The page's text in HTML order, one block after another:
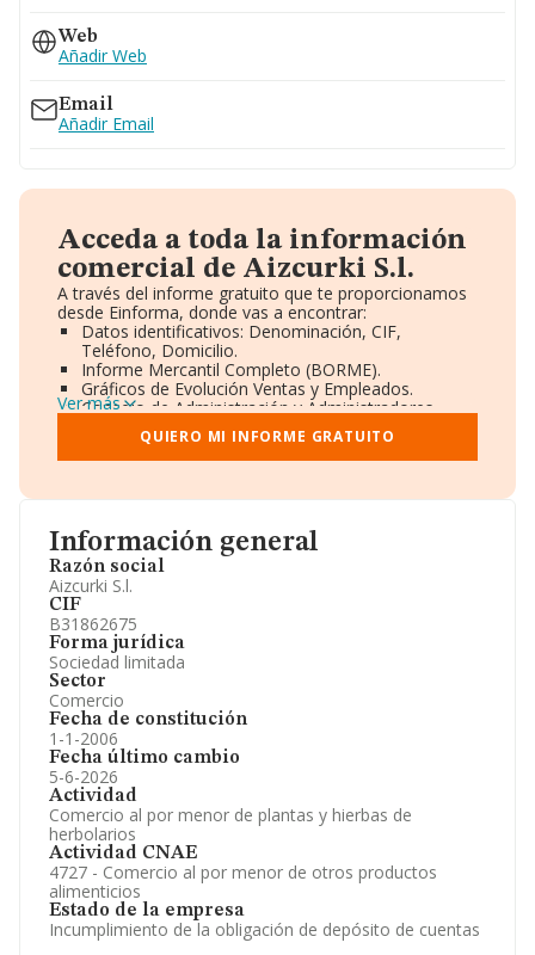
Información general
Razón social
Aizcurki S.l.
CIF
B31862675
Forma jurídica
Sociedad limitada
Sector
Comercio
Fecha de constitución
1-1-2006
Fecha último cambio
5-6-2026
Actividad
Comercio al por menor de plantas y hierbas de
herbolarios
Actividad CNAE
4727 - Comercio al por menor de otros productos
alimenticios
Estado de la empresa
Incumplimiento de la obligación de depósito de cuentas
Web
Añadir Web
Email
Añadir Email
Acceda a toda la información
comercial de Aizcurki S.l.
A través del informe gratuito que te proporcionamos
desde Einforma, donde vas a encontrar:
Datos identificativos: Denominación, CIF,
Teléfono, Domicilio.
Informe Mercantil Completo (BORME).
Gráficos de Evolución Ventas y Empleados.
Consejo de Administración y Administradores.
Directivos y Ejecutivos.
Accionistas.
Participaciones y Vinculaciones en otras empresas.
Información oficial y registral complementaria.
Ver más
QUIERO MI INFORME GRATUITO